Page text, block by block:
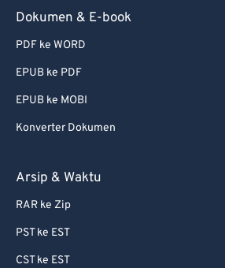
Dokumen & E-book
PDF ke WORD
EPUB ke PDF
EPUB ke MOBI
Konverter Dokumen
Arsip & Waktu
RAR ke Zip
PST ke EST
CST ke EST